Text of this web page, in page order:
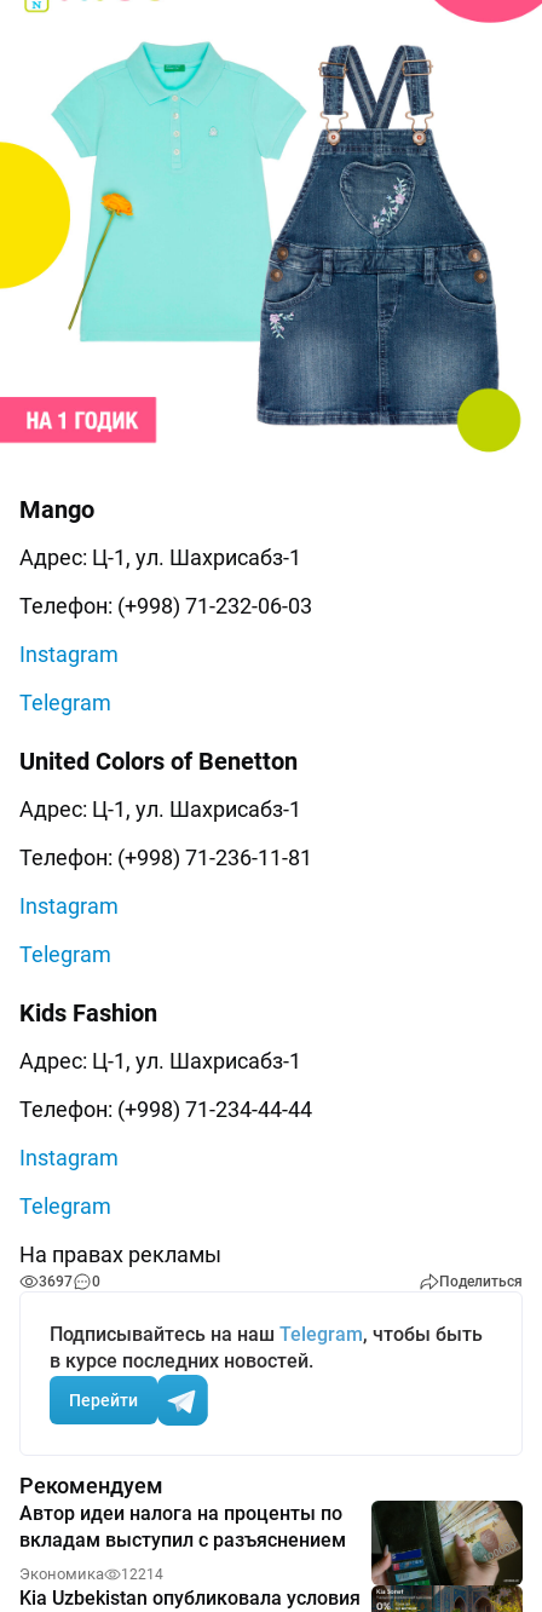
Mango
Адрес: Ц-1, ул. Шахрисабз-1
Телефон: (+998) 71-232-06-03
Instagram
Telegram
United Colors of Benetton
Адрес: Ц-1, ул. Шахрисабз-1
Телефон: (+998) 71-236-11-81
Instagram
Telegram
Kids Fashion
Адрес: Ц-1, ул. Шахрисабз-1
Телефон: (+998) 71-234-44-44
Instagram
Telegram
На правах рекламы
3697 0 Поделиться
Подписывайтесь на наш Telegram, чтобы быть
в курсе последних новостей.
Перейти
Рекомендуем
Автор идеи налога на проценты по
вкладам выступил с разъяснением
Экономика 12214
Kia Uzbekistan опубликовала условия